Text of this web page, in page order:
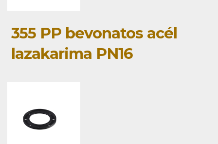
355 PP bevonatos acél
lazakarima PN16